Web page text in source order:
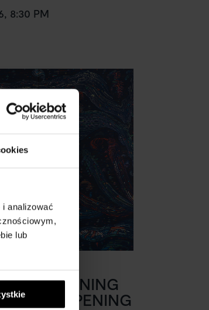
analizować
lub
8:30 PM
GALLERY
AN EVENING
NEW OPENING